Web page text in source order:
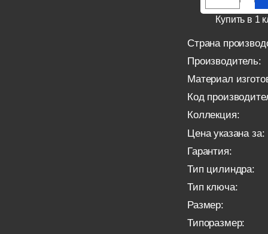
Купить в 1
Страна
Производитель:
Материал
Код
Коллекция:
Цена указана за:
Гарантия:
Тип цилиндра:
Тип ключа:
Размер:
Типоразмер: